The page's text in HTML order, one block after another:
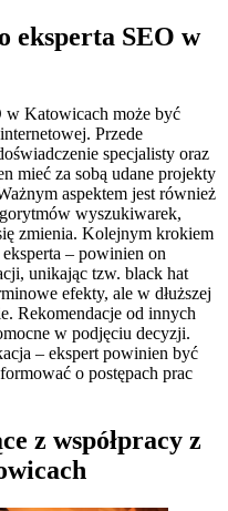
eksperta SEO w
w Katowicach może być
Przede
specjalisty oraz
mieć za sobą udane projekty
aspektem jest również
wyszukiwarek,
zmienia. Kolejnym krokiem
– powinien on
unikając tzw. black hat
efekty, ale w dłuższej
Rekomendacje od innych
w podjęciu decyzji.
– ekspert powinien być
o postępach prac
z współpracy z